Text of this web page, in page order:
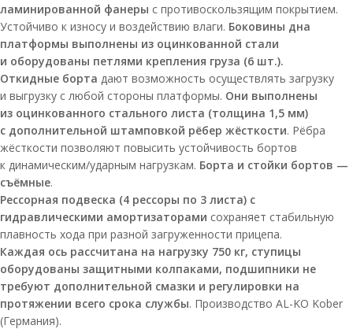
ламинированной фанеры с противоскользящим покрытием.
Устойчиво к износу и воздействию влаги. Боковины дна
платформы выполнены из оцинкованной стали
и оборудованы петлями крепления груза (6 шт.).
Откидные борта дают возможность осуществлять загрузку
и выгрузку с любой стороны платформы. Они выполнены
из оцинкованного стального листа (толщина 1,5 мм)
с дополнительной штамповкой рёбер жёсткости. Рёбра
жёсткости позволяют повысить устойчивость бортов
к динамическим/ударным нагрузкам. Борта и стойки бортов —
съёмные.
Рессорная подвеска (4 рессоры по 3 листа) с
гидравлическими амортизаторами сохраняет стабильную
плавность хода при разной загруженности прицепа.
Каждая ось рассчитана на нагрузку 750 кг, ступицы
оборудованы защитными колпаками, подшипники не
требуют дополнительной смазки и регулировки на
протяжении всего срока службы. Производство AL-KO Kober
(Германия).